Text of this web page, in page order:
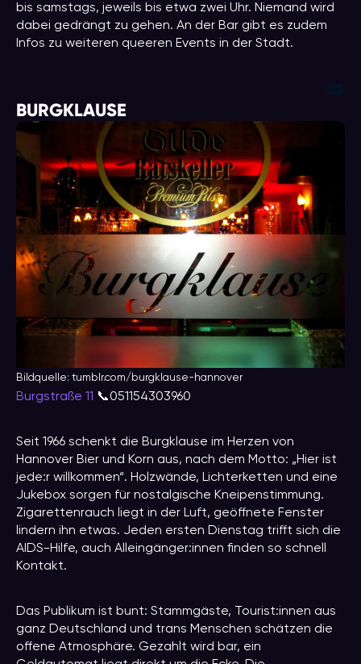
bis samstags, jeweils bis etwa zwei Uhr. Niemand wird
dabei gedrängt zu gehen. An der Bar gibt es zudem
Infos zu weiteren queeren Events in der Stadt.
BURGKLAUSE
Bildquelle: tumblr.com/burgklause-hannover
Burgstraße 11 📞051154303960
Seit 1966 schenkt die Burgklause im Herzen von
Hannover Bier und Korn aus, nach dem Motto: „Hier ist
jede:r willkommen“. Holzwände, Lichterketten und eine
Jukebox sorgen für nostalgische Kneipenstimmung.
Zigarettenrauch liegt in der Luft, geöffnete Fenster
lindern ihn etwas. Jeden ersten Dienstag trifft sich die
AIDS-Hilfe, auch Alleingänger:innen finden so schnell
Kontakt.
Das Publikum ist bunt: Stammgäste, Tourist:innen aus
ganz Deutschland und trans Menschen schätzen die
offene Atmosphäre. Gezahlt wird bar, ein